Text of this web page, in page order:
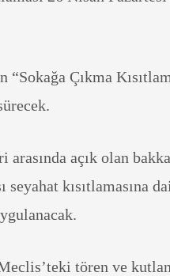
Çıkma
arasında açık olan
kısıtlamasına
tören ve